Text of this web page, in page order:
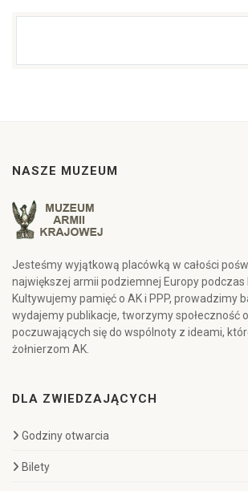
NASZE MUZEUM
Jesteśmy wyjątkową placówką w całości
największej armii podziemnej Europy podczas
Kultywujemy pamięć o AK i PPP, prowadzimy
wydajemy publikacje, tworzymy społeczność
poczuwających się do wspólnoty z ideami,
żołnierzom AK.
DLA ZWIEDZAJĄCYCH
Godziny otwarcia
Bilety